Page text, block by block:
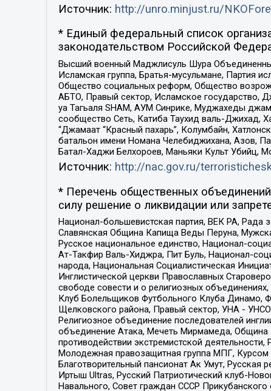
Источник: http://unro.minjust.ru/
* Единый федеральный список
законодательством Российской
Высший военный Маджлисуль Шура
Исламская группа, Братья-мусульмане, Партия
Общество социальных реформ, Общество
АБТО, Правый сектор, Исламское государство,
уа Тагьаля SHAM, АУМ Синрике, Муджахеды
сообщество Сеть, Катиба Таухид валь-Джихад,
“Джамаат “Красный пахарь”, Колумбайн,
батальон имени Номана Челебиджихана, Азов,
Батал-Хаджи Белхороев, Маньяки Культ Убийц,
Источник: http://nac.gov.ru/
* Перечень общественных
силу решение о ликвидации или
Национал-большевистская партия, ВЕК РА,
Славянская Община Капища Веды Перуна,
Русское национальное единство, Национал-
Ат-Такфир Валь-Хиджра, Пит Буль, Национал-
народа, Национальная Социалистическая
Инглистической церкви Православных
свободе совести и о религиозных
Клуб Болельщиков Футбольного Клуба Динамо,
Щелковского района, Правый сектор, УНА -
Религиозное объединение последователей
объединение Атака, Мечеть Мирмамеда, Община
противодействии экстремистской
Молодежная правозащитная группа МПГ, Курсом
Благотворительный пансионат Ак Умут, Русская
Иртыш Ultras, Русский Патриотический клуб-
Навального, Совет граждан СССР